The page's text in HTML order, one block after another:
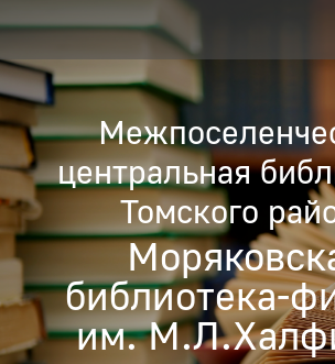
центральная
Томского
библиотека-
им.